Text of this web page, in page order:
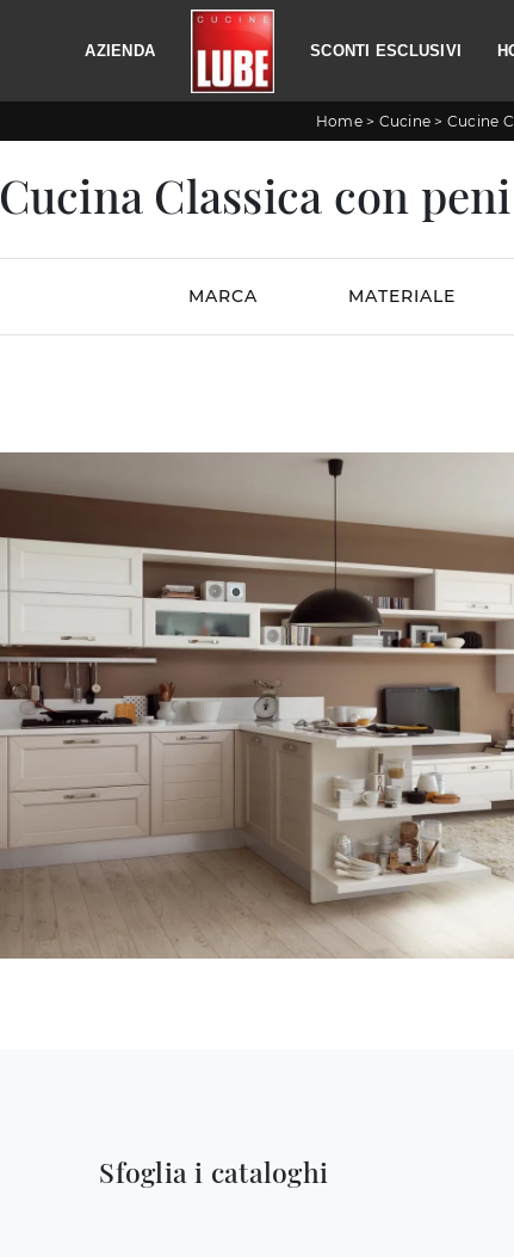
AZIENDA SCONTI ESCLUSIVI
Home> Cucine > Cucine
Cucina Classica con
MARCA MATERIALE
Sfoglia i cataloghi